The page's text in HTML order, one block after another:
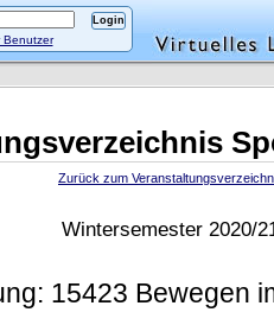
Benutzer
Zurück zum
Wintersemester 2020/
15423 Bewegen